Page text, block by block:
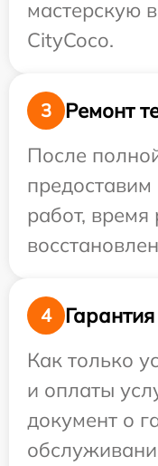
мастерскую
CityCoco.
3
Ремонт
После
работ,
4
Гарантия
Как только
и оплаты
документ о